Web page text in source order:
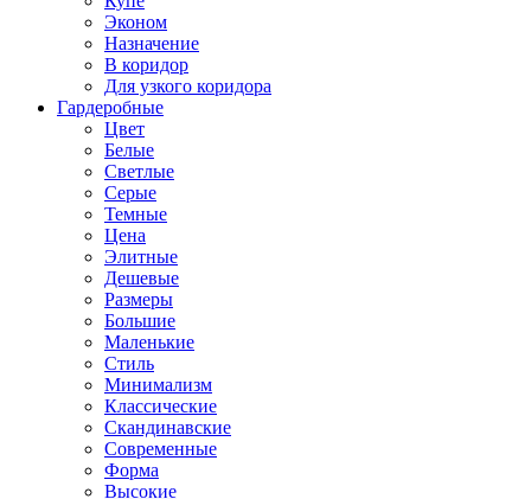
Эконом
Назначение
В коридор
Для узкого коридора
Гардеробные
Цвет
Белые
Светлые
Серые
Темные
Цена
Элитные
Дешевые
Размеры
Большие
Маленькие
Стиль
Минимализм
Классические
Скандинавские
Современные
Форма
Высокие